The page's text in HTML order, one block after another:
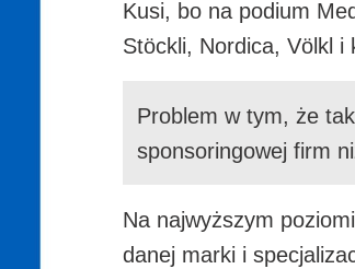
Kusi, bo na podium
Stöckli, Nordica, Völkl i
Problem w tym, że
sponsoringowej firm
Na najwyższym
danej marki i